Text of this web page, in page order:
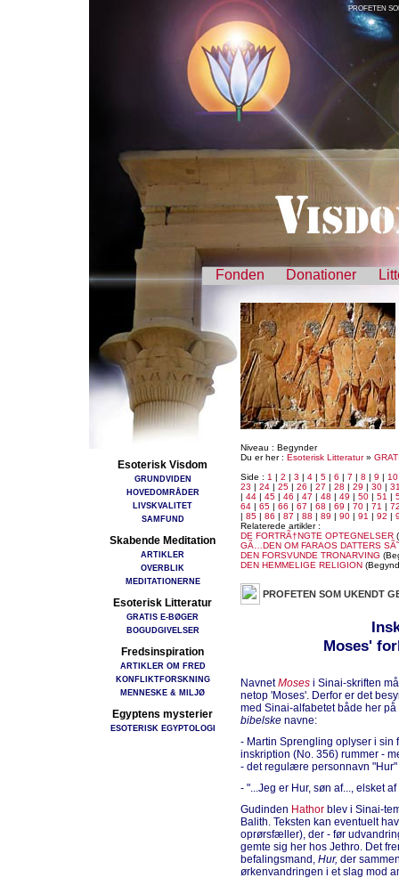
PROFETEN
Fonden Donationer
Esoterisk Visdom
GRUNDVIDEN
HOVEDOMRÅDER
LIVSKVALITET
SAMFUND
Skabende Meditation
ARTIKLER
OVERBLIK
MEDITATIONERNE
Esoterisk Litteratur
GRATIS E-BØGER
BOGUDGIVELSER
Fredsinspiration
ARTIKLER OM FRED
KONFLIKTFORSKNING
MENNESKE & MILJØ
Egyptens mysterier
ESOTERISK EGYPTOLOGI
Niveau : Begynder
Du er her : Esoterisk Litteratur»
Side : 1 | 2 | 3 | 4 | 5 | 6 | 7 | 8 | 9 | 10
23 | 24 | 25 | 26 | 27 | 28 | 29 | 30 |
| 44 | 45 | 46 | 47 | 48 | 49 | 50 | 51 |
64 | 65 | 66 | 67 | 68 | 69 | 70 | 71 |
| 85 | 86 | 87 | 88 | 89 | 90 | 91 | 92 |
Relaterede artikler :
DE FORTRÃ†NGTE OPTEGNELSER
GÃ…DEN OM FARAOS DATTERS
DEN FORSVUNDE TRONARVING
DEN HEMMELIGE RELIGION
PROFETEN SOM UKENDT
Moses'
NavnetMoses i Sinai-skriften
netop 'Moses'. Derfor er det
med Sinai-alfabetet både her
bibelske navne:
- Martin Sprengling oplyser i sin
inskription (No. 356) rummer -
- det regulære personnavn "Hur"
- "...Jeg er Hur, søn af..., elsket af
Gudinden Hathor blev i Sinai-
Balith. Teksten kan eventuelt
oprørsfæller), der - før
gemte sig her hos Jethro. Det
befalingsmand, Hur, der
ørkenvandringen i et slag mod